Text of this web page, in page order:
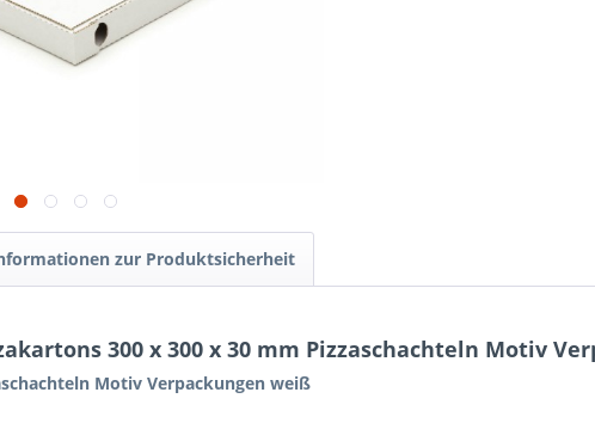
zur Produktsicherheit
300 x 300 x 30 mm Pizzaschachteln Motiv
Motiv Verpackungen weiß